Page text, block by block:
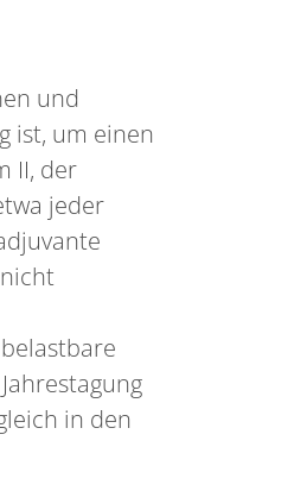
und
ist, um einen
II, der
jeder
in den